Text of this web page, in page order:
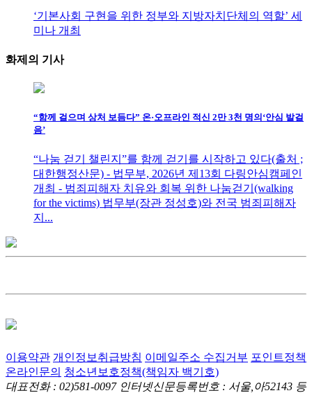
‘기본사회 구현을 위한 정부와 지방자치단체의 역할’ 세
미나 개최
화제의 기사
“함께 걸으며 상처 보듬다” 온·오프라인 적신 2만 3천 명의‘안심 발걸
음’
“나눔 걷기 챌린지”를 함께 걷기를 시작하고 있다(출처 ;
대한행정산문) - 법무부, 2026년 제13회 다링안심캠페인
개최 - 범죄피해자 치유와 회복 위한 나눔걷기(walking
for the victims) 법무부(장관 정성호)와 전국 범죄피해자
지...
이용약관 개인정보취급방침 이메일주소 수집거부 포인트정책
온라인문의 청소년보호정책(책임자 백기호)
대표전화 : 02)581-0097 인터넷신문등록번호 : 서울,아52143 등